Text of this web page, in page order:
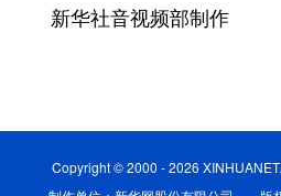
地方频道
新华社音视频部制作
Copyright © 2000 - 2026